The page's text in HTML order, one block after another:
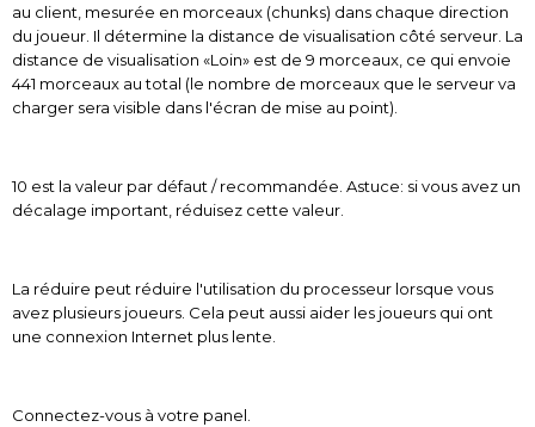
au client, mesurée en morceaux (chunks) dans chaque direction
du joueur. Il détermine la distance de visualisation côté serveur. La
distance de visualisation «Loin» est de 9 morceaux, ce qui envoie
441 morceaux au total (le nombre de morceaux que le serveur va
charger sera visible dans l'écran de mise au point).
10 est la valeur par défaut / recommandée. Astuce: si vous avez un
décalage important, réduisez cette valeur.
La réduire peut réduire l'utilisation du processeur lorsque vous
avez plusieurs joueurs. Cela peut aussi aider les joueurs qui ont
une connexion Internet plus lente.
Connectez-vous à votre panel.